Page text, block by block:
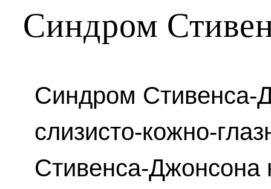
Синдром
Синдром Стивенса-
слизисто-кожно-
Стивенса-Джонсона